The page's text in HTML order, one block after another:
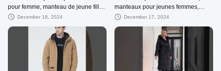
pour femme, manteau de jeune fille,
résistant à l'eau, résistant au vent,
December 18, 2024
manteaux pour jeunes femmes,
imperméables à l'eau, résistants au
December 17, 2024